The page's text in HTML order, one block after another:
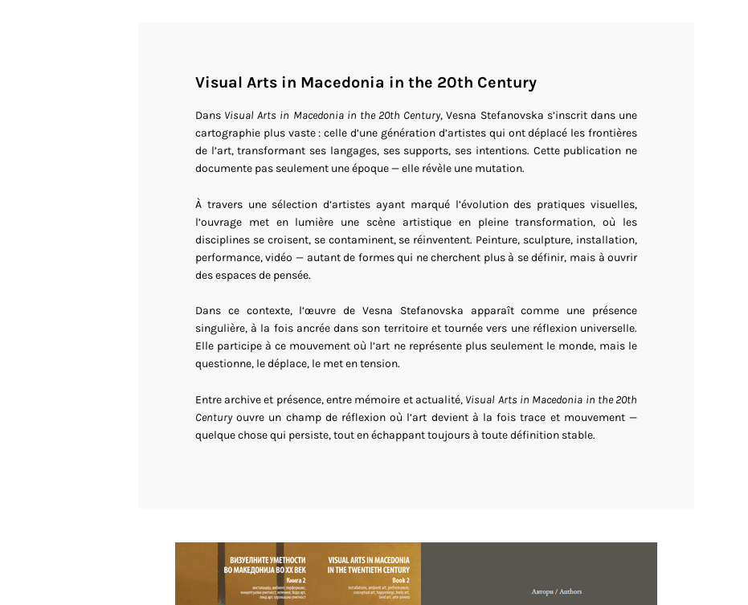
Visual Arts in Macedonia in the 20th Century
Dans Visual Arts in Macedonia in the 20th Century, Vesna Stefanovska s’inscrit dans une
cartographie plus vaste : celle d’une génération d’artistes qui ont déplacé les frontières
de l’art, transformant ses langages, ses supports, ses intentions. Cette publication ne
documente pas seulement une époque — elle révèle une mutation.
À travers une sélection d’artistes ayant marqué l’évolution des pratiques visuelles,
l’ouvrage met en lumière une scène artistique en pleine transformation, où les
disciplines se croisent, se contaminent, se réinventent. Peinture, sculpture, installation,
performance, vidéo — autant de formes qui ne cherchent plus à se définir, mais à ouvrir
des espaces de pensée.
Dans ce contexte, l’œuvre de Vesna Stefanovska apparaît comme une présence
singulière, à la fois ancrée dans son territoire et tournée vers une réflexion universelle.
Elle participe à ce mouvement où l’art ne représente plus seulement le monde, mais le
questionne, le déplace, le met en tension.
Entre archive et présence, entre mémoire et actualité, Visual Arts in Macedonia in the 20th
Centuryouvre un champ de réflexion où l’art devient à la fois trace et mouvement —
quelque chose qui persiste, tout en échappant toujours à toute définition stable.